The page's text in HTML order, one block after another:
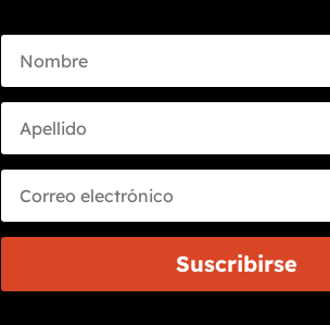
Suscribirse